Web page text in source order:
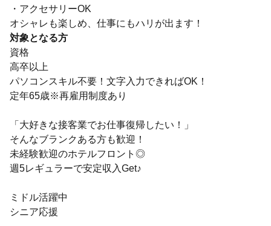
・アクセサリーOK
オシャレも楽しめ、仕事にもハリが出ます！
対象となる方
資格
高卒以上
パソコンスキル不要！文字入力できればOK！
定年65歳※再雇用制度あり
「大好きな接客業でお仕事復帰したい！」
そんなブランクある方も歓迎！
未経験歓迎のホテルフロント◎
週5レギュラーで安定収入Get♪
ミドル活躍中
シニア応援